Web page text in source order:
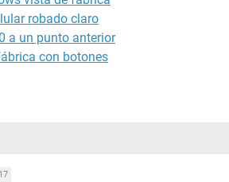
robado claro
a un punto anterior
con botones
17